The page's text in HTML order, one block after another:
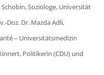
Schobin, Soziologe, Universität
Doz. Dr. Mazda Adli,
– Universitätsmedizin
Politikerin (CDU) und